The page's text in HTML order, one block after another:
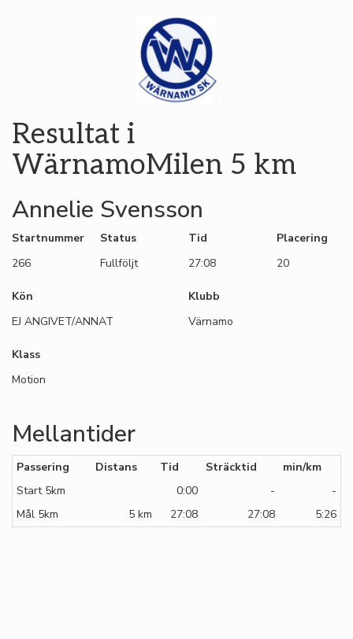
Resultat i
WärnamoMilen 5 km
Annelie Svensson
Startnummer
266
Status
Fullföljt
Tid
27:08
Placering
20
Kön
EJ ANGIVET/ANNAT
Klubb
Värnamo
Klass
Motion
Mellantider
Passering Distans Tid Sträcktid
min/km
Start 5km
0:00 -
-
Mål 5km
5 km 27:08 27:08 5:26